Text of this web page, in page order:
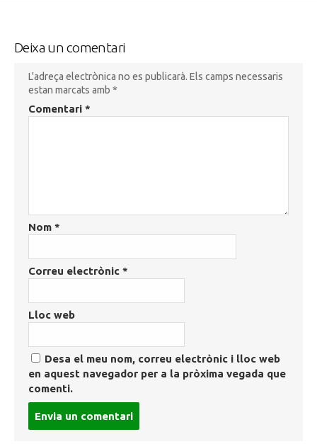
Deixa un comentari
L'adreça electrònica no es publicarà. Els camps necessaris
estan marcats amb *
Comentari *
Nom *
Correu electrònic *
Lloc web
Desa el meu nom, correu electrònic i lloc web
en aquest navegador per a la pròxima vegada que
comenti.